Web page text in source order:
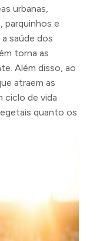
urbanas,
parquinhos e
saúde dos
torna as
Além disso, ao
atraem as
ciclo de vida
quanto os